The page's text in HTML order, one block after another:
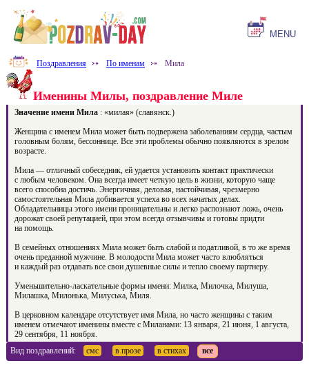
MENU
Поздравления ⤐ По именам ⤐ Мила
Именины Милы, поздравление Миле
Значение имени Мила : «милая» (славянск.)
Женщина с именем Мила может быть подвержена заболеваниям сердца, частым
головным болям, бессоннице. Все эти проблемы обычно появляются в зрелом
возрасте.
Мила — отличный собеседник, ей удается установить контакт практически
с любым человеком. Она всегда имеет четкую цель в жизни, которую чаще
всего способна достичь. Энергичная, деловая, настойчивая, чрезмерно
самостоятельная Мила добивается успеха во всех начатых делах.
Обладательницы этого имени проницательны и легко распознают ложь, очень
дорожат своей репутацией, при этом всегда отзывчивы и готовы придти
на помощь.
В семейных отношениях Мила может быть слабой и податливой, в то же время
очень преданной мужчине. В молодости Мила может часто влюбляться
и каждый раз отдавать все свои душевные силы и тепло своему партнеру.
Уменьшительно-ласкательные формы имени: Милка, Милочка, Милуша,
Милашка, Милонька, Милуська, Миля.
В церковном календаре отсутствует имя Мила, но часто женщины с таким
именем отмечают именины вместе с Миланами: 13 января, 21 июня, 1 августа,
29 сентября, 11 ноября.
Вид поздравлений:
смс в прозе в стихах все